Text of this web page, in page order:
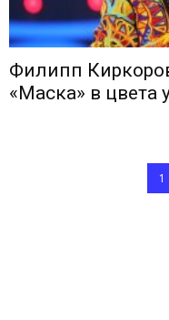
Филипп
«Маска» в цвета
1